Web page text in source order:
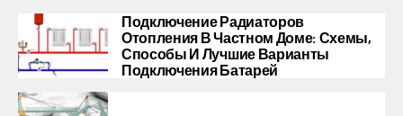
Подключение Радиаторов
Отопления В Частном Доме: Схемы,
Способы И Лучшие Варианты
Подключения Батарей